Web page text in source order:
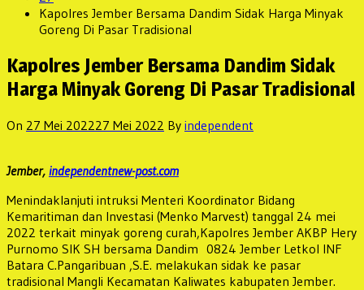
Kapolres Jember Bersama Dandim Sidak Harga Minyak
Goreng Di Pasar Tradisional
Kapolres Jember Bersama Dandim Sidak
Harga Minyak Goreng Di Pasar Tradisional
On 27 Mei 202227 Mei 2022 By independent
Jember, independentnew-post.com
Menindaklanjuti intruksi Menteri Koordinator Bidang
Kemaritiman dan Investasi (Menko Marvest) tanggal 24 mei
2022 terkait minyak goreng curah,Kapolres Jember AKBP Hery
Purnomo SIK SH bersama Dandim 0824 Jember Letkol INF
Batara C.Pangaribuan ,S.E. melakukan sidak ke pasar
tradisional Mangli Kecamatan Kaliwates kabupaten Jember.